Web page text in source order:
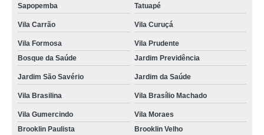
reciclagem para cnh Americanópolis
cursos para reciclar de cnh Vila Firmiano Pinto
reciclar a cnh Vila Curuçá
onde faz curso reciclagem cnh Jardim Patente
cursos de reciclar cnh suspensa Vila Independência
curso de reciclagem de cnh valores Alto do Ipiranga
curso de reciclagem cnh Vila Sacomã
Sapopemba Tatuapé
Vila Carrão Vila Curuçá
Vila Formosa
Vila Prudente
Bosque da Saúde
Jardim Previdência
Jardim São Savério Jardim da Saúde
Vila Brasilina Vila Brasílio Machado
Vila Gumercindo
Vila Moraes
Brooklin Paulista
Brooklin Velho